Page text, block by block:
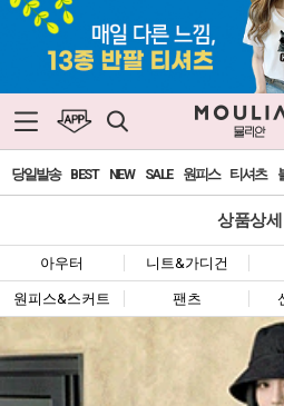
당일발송 BEST NEW SALE 원피스 티셔츠
상품상세
아우터 니트&가디건
원피스&스커트 팬츠